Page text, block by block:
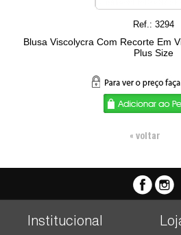
Ref.: 3294
Blusa Viscolycra Com Recorte Em
Plus Size
« voltar
Institucional